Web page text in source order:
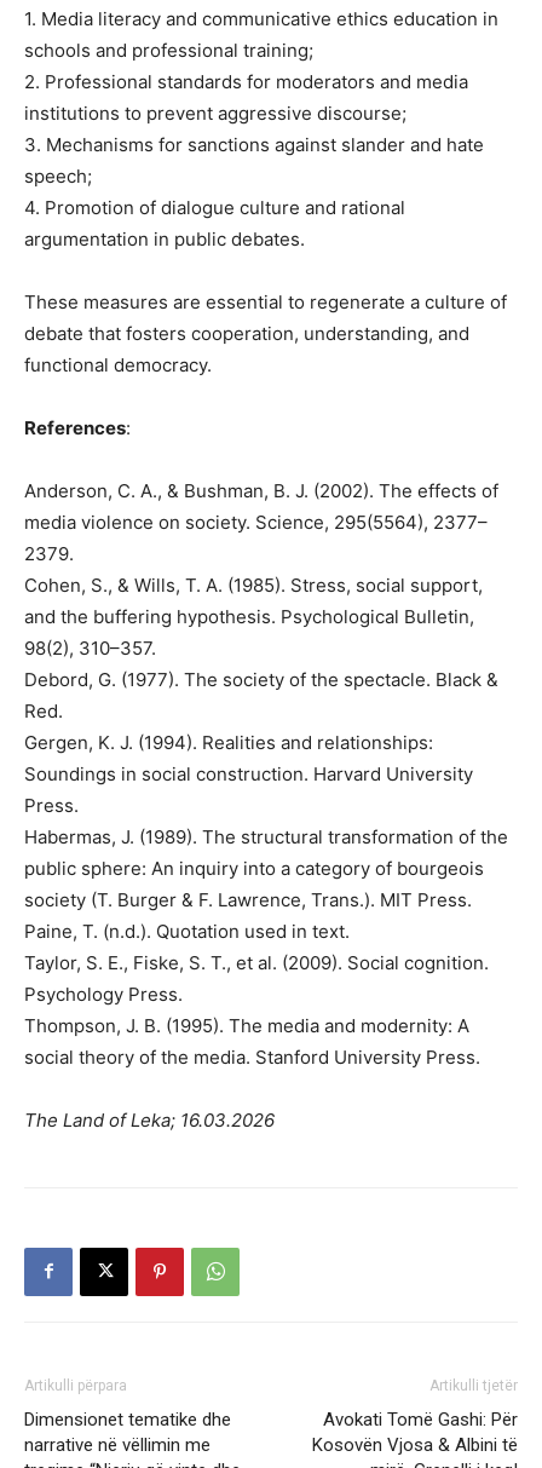
1. Media literacy and communicative ethics education in
schools and professional training;
2. Professional standards for moderators and media
institutions to prevent aggressive discourse;
3. Mechanisms for sanctions against slander and hate
speech;
4. Promotion of dialogue culture and rational
argumentation in public debates.
These measures are essential to regenerate a culture of
debate that fosters cooperation, understanding, and
functional democracy.
References:
Anderson, C. A., & Bushman, B. J. (2002). The effects of
media violence on society. Science, 295(5564), 2377–
2379.
Cohen, S., & Wills, T. A. (1985). Stress, social support,
and the buffering hypothesis. Psychological Bulletin,
98(2), 310–357.
Debord, G. (1977). The society of the spectacle. Black &
Red.
Gergen, K. J. (1994). Realities and relationships:
Soundings in social construction. Harvard University
Press.
Habermas, J. (1989). The structural transformation of the
public sphere: An inquiry into a category of bourgeois
society (T. Burger & F. Lawrence, Trans.). MIT Press.
Paine, T. (n.d.). Quotation used in text.
Taylor, S. E., Fiske, S. T., et al. (2009). Social cognition.
Psychology Press.
Thompson, J. B. (1995). The media and modernity: A
social theory of the media. Stanford University Press.
The Land of Leka; 16.03.2026
Artikulli përpara
Dimensionet tematike dhe
narrative në vëllimin me
Artikulli tjetër
Avokati Tomë Gashi: Për
Kosovën Vjosa & Albini të